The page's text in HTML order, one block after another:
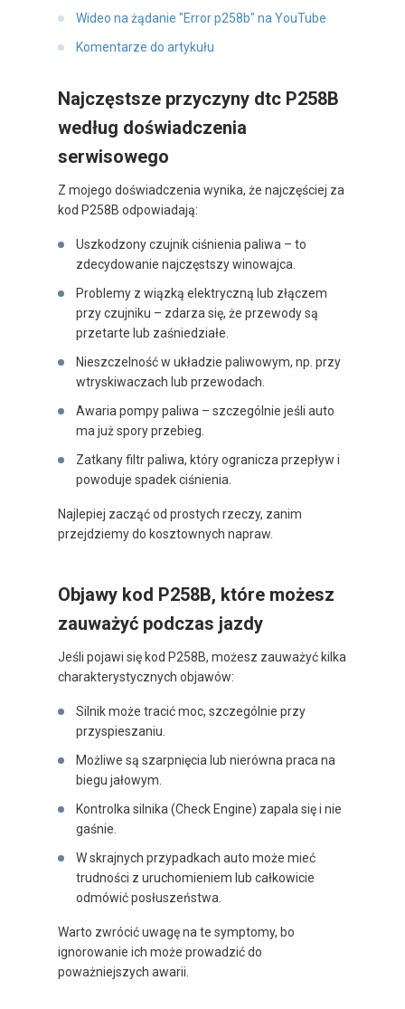
Wideo na żądanie "Error p258b" na YouTube
Komentarze do artykułu
Najczęstsze przyczyny dtc P258B
według doświadczenia
serwisowego
Z mojego doświadczenia wynika, że najczęściej za
kod P258B odpowiadają:
Uszkodzony czujnik ciśnienia paliwa – to
zdecydowanie najczęstszy winowajca.
Problemy z wiązką elektryczną lub złączem
przy czujniku – zdarza się, że przewody są
przetarte lub zaśniedziałe.
Nieszczelność w układzie paliwowym, np. przy
wtryskiwaczach lub przewodach.
Awaria pompy paliwa – szczególnie jeśli auto
ma już spory przebieg.
Zatkany filtr paliwa, który ogranicza przepływ i
powoduje spadek ciśnienia.
Najlepiej zacząć od prostych rzeczy, zanim
przejdziemy do kosztownych napraw.
Objawy kod P258B, które możesz
zauważyć podczas jazdy
Jeśli pojawi się kod P258B, możesz zauważyć kilka
charakterystycznych objawów:
Silnik może tracić moc, szczególnie przy
przyspieszaniu.
Możliwe są szarpnięcia lub nierówna praca na
biegu jałowym.
Kontrolka silnika (Check Engine) zapala się i nie
gaśnie.
W skrajnych przypadkach auto może mieć
trudności z uruchomieniem lub całkowicie
odmówić posłuszeństwa.
Warto zwrócić uwagę na te symptomy, bo
ignorowanie ich może prowadzić do
poważniejszych awarii.